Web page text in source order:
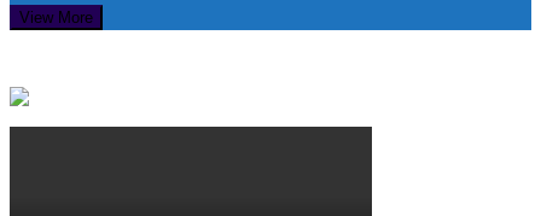
View More